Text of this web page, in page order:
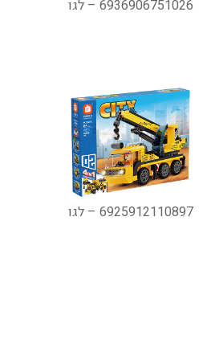
6936906751026 – לגו
6925912110897 – לגו